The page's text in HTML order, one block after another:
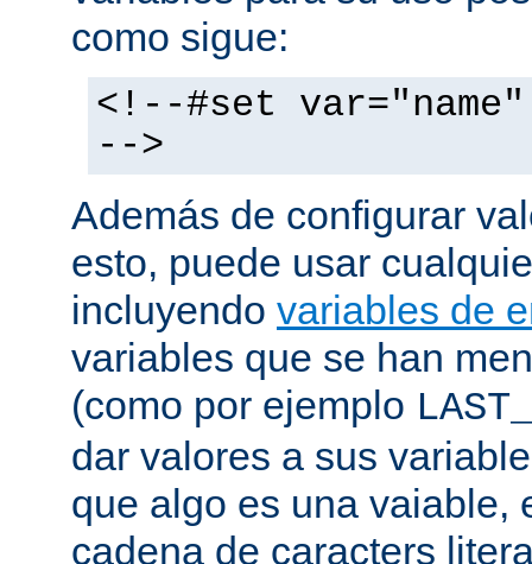
como sigue:
<!--#set
-->
Además de configurar
esto, puede usar
incluyendo variables de
variables que se han
(como por ejemplo
dar valores a sus
que algo es una vaiable,
cadena de caracters